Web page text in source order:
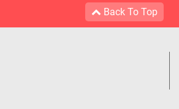
Back To Top